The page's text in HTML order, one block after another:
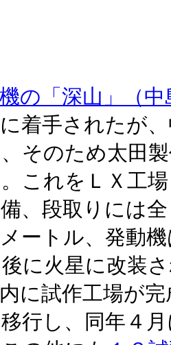
の「深山」（
着手されたが
そのため太田
これをＬＸ工
、段取りには
ートル、発動
に火星に改装
に試作工場が
行し、同年４